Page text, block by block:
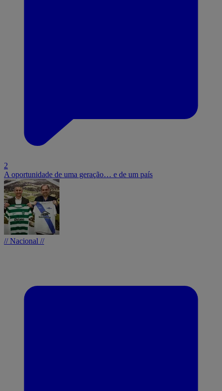
2
A oportunidade de uma geração… e de um país
// Nacional //